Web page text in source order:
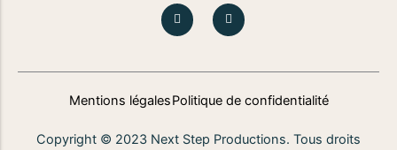
I
n
s
g
a
m
L
i
n
d
n
Copyright © 2023 Next Step Productions. Tous droits
Mentions légalesPolitique de confidentialité